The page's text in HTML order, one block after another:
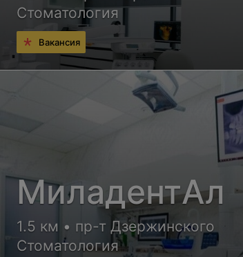
Стоматология
Вакансия
МиладентАл
1.5 км • пр-т Дзержинского
Стоматология